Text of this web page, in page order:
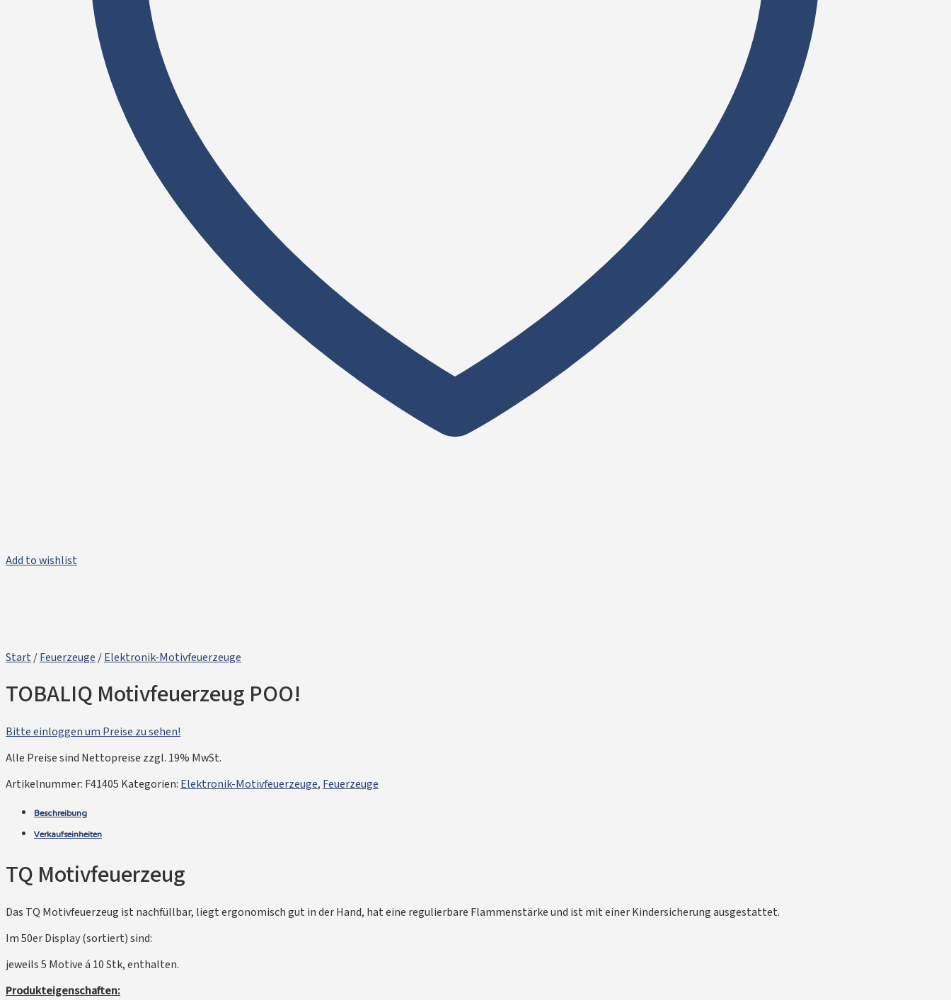
Add to wishlist
Start/Feuerzeuge /Elektronik-Motivfeuerzeuge
TOBALIQ Motivfeuerzeug POO!
Bitte einloggen um Preise zu sehen!
Alle Preise sind Nettopreise zzgl. 19% MwSt.
Artikelnummer: F41405 Kategorien: Elektronik-Motivfeuerzeuge, Feuerzeuge
Beschreibung
Verkaufseinheiten
TQ Motivfeuerzeug
Das TQ Motivfeuerzeug ist nachfüllbar, liegt ergonomisch gut in der Hand, hat eine regulierbare Flammenstärke und ist mit einer Kindersicherung ausgestattet.
Im 50er Display (sortiert) sind:
jeweils 5 Motive á 10 Stk, enthalten.
Produkteigenschaften: